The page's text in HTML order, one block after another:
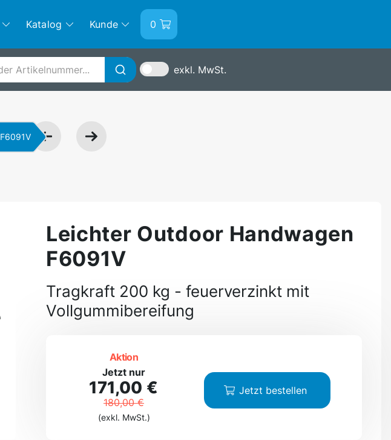
Katalog Kunde
Anmelden
0
exkl. MwSt.
F6091V
Leichter Outdoor Handwagen
F6091V
Tragkraft 200 kg - feuerverzinkt mit
Vollgummibereifung
Aktion
Jetzt nur
171,00 €
180,00 €
(exkl. MwSt.)
Jetzt bestellen